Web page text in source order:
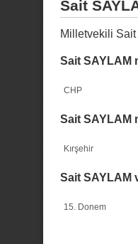
Sait
Milletvekili
Sait SAYLAM
CHP
Sait SAYLAM
Kırşehir
Sait SAYLAM
15. Donem